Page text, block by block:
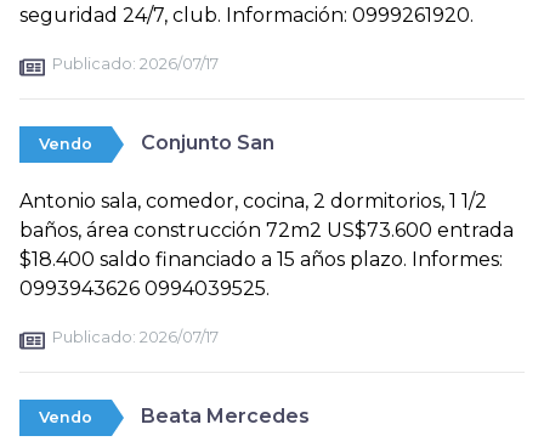
seguridad 24/7, club. Información: 0999261920.
Publicado: 2026/07/17
Vendo Conjunto San
Antonio sala, comedor, cocina, 2 dormitorios, 1 1/2
baños, área construcción 72m2 US$73.600 entrada
$18.400 saldo financiado a 15 años plazo. Informes:
0993943626 0994039525.
Publicado: 2026/07/17
Vendo Beata Mercedes